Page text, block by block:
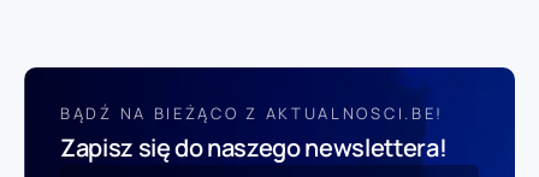
BĄDŹ NA BIEŻĄCO Z AKTUALNOSCI.BE!
Zapisz się do naszego newslettera!